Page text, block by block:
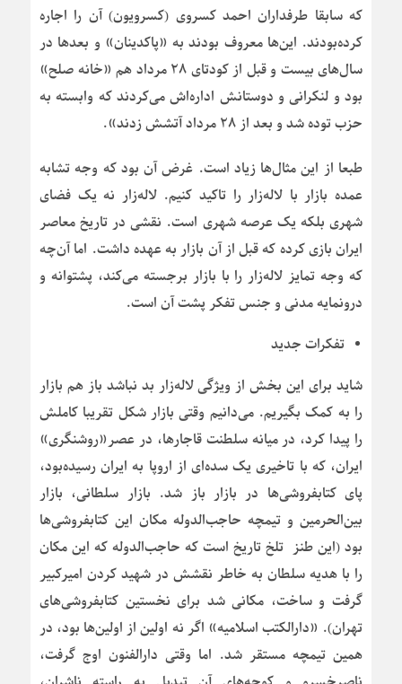
که سابقا طرفداران احمد کسروی (کسرویون) آن را اجاره
کرده‌بودند. این‌ها معروف بودند به «پاکدینان» و بعدها در
سال‌های بیست و قبل از کودتای ۲۸ مرداد هم «خانه صلح»
بود و لنکرانی و دوستانش اداره‌اش می‌کردند که وابسته به
حزب توده شد و بعد از ۲۸ مرداد آتشش زدند».
طبعا از این مثال‌ها زیاد است. غرض آن بود که وجه تشابه
عمده بازار با لاله‌زار را تاکید کنیم. لاله‌زار نه یک فضای
شهری بلکه یک عرصه شهری است. نقشی در تاریخ معاصر
ایران بازی کرده که قبل از آن بازار به عهده داشت. اما آن‌چه
که وجه تمایز لاله‌زار را با بازار برجسته می‌کند، پشتوانه و
درونمایه مدنی و جنس تفکر پشت آن است.
تفکرات جدید
شاید برای این بخش از ویژگی لاله‌زار بد نباشد باز هم بازار
را به کمک بگیریم. می‌دانیم وقتی بازار شکل تقریبا کاملش
را پیدا کرد، در میانه سلطنت قاجارها، در عصر«روشنگری»
ایران، که با تاخیری یک سده‌ای از اروپا به ایران رسیده‌بود،
پای کتابفروشی‌ها در بازار باز شد. بازار سلطانی، بازار
بین‌الحرمین و تیمچه حاجب‌الدوله مکان این کتابفروشی‌ها
بود (این طنز تلخ تاریخ است که حاجب‌الدوله که این مکان
را با هدیه سلطان به خاطر نقشش در شهید کردن امیرکبیر
گرفت و ساخت، مکانی شد برای نخستین کتابفروشی‌های
تهران). «دارالکتب اسلامیه» اگر نه اولین از اولین‌ها بود، در
همین تیمچه مستقر شد. اما وقتی دارالفنون اوج گرفت،